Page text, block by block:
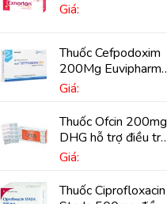
Giá:
Thuốc Cefpodoxim
200Mg Euvipharm
điều trị nhiễm khuẩn
Giá:
Thuốc Ofcin 200mg
DHG hỗ trợ điều trị
viêm phế quản nặng
Giá:
Thuốc Ciprofloxacin